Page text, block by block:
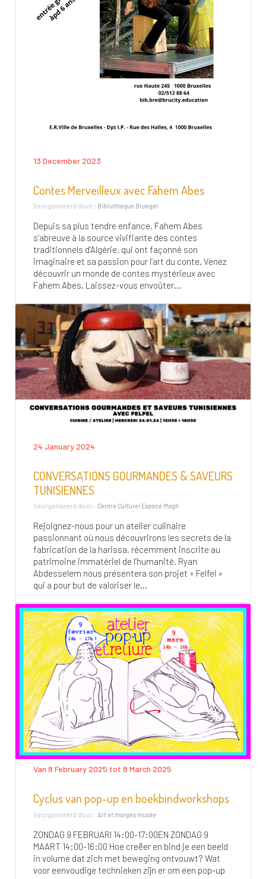
13 December 2023
Contes Merveilleux avec Fahem Abes
Georganiseerd door : Bibliothèque Bruegel
Depuis sa plus tendre enfance, Fahem Abes
s’abreuve à la source vivifiante des contes
traditionnels d’Algérie, qui ont façonné son
imaginaire et sa passion pour l’art du conte. Venez
découvrir un monde de contes mystérieux avec
Fahem Abes. Laissez-vous envoûter...
24 January 2024
CONVERSATIONS GOURMANDES & SAVEURS
TUNISIENNES
Georganiseerd door : Centre Culturel Espace Magh
Rejoignez-nous pour un atelier culinaire
passionnant où nous découvrirons les secrets de la
fabrication de la harissa, récemment inscrite au
patrimoine immatériel de l’humanité. Ryan
Abdesselem nous présentera son projet « Felfel »
qui a pour but de valoriser le...
Van 8 February 2025 tot 8 March 2025
Cyclus van pop-up en boekbindworkshops
Georganiseerd door : Art et marges musée
ZONDAG 9 FEBRUARI 14:00-17:00EN ZONDAG 9
MAART 14:00-16:00 Hoe creëer en bind je een beeld
in volume dat zich met beweging ontvouwt? Wat
voor eenvoudige technieken zijn er om een pop-up